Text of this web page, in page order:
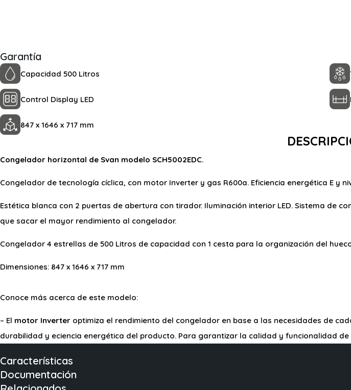
Garantía
Capacidad 500 Litros
Control Display LED
847 x 1646 x 717 mm
Congelador horizontal de Svan modelo SCH5002EDC.
Congelador de tecnología cíclica, con motor Inverter y gas R600a. Eficiencia energética E y
Estética blanca con 2 puertas de abertura con tirador. Iluminación interior LED. Sistema de
que sacar el mayor rendimiento al congelador.
Congelador 4 estrellas de 500 Litros de capacidad con 1 cesta para la organización del
Dimensiones: 847 x 1646 x 717 mm
Conoce más acerca de este modelo:
– El motor Inverter optimiza el rendimiento del congelador en base a las necesidades de
durabilidad y eciencia energética del producto. Para garantizar la calidad y funcionalidad
Características
Documentación